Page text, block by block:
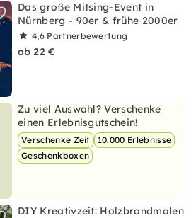
Das große Mitsing-Event in
Nürnberg - 90er & frühe 2000er
4,6 Partnerbewertung
ab 22 €
Zu viel Auswahl? Verschenke
einen Erlebnisgutschein!
Verschenke Zeit
10.000 Erlebnisse
Geschenkboxen
DIY Kreativzeit: Holzbrandmalen